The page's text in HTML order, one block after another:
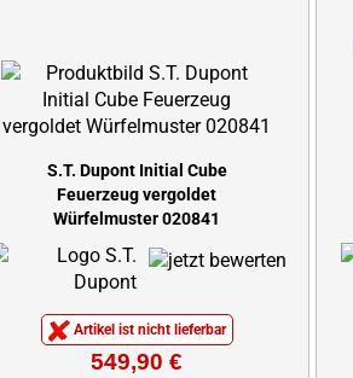
S.T. Dupont Initial Cube
Feuerzeug vergoldet
Würfelmuster 020841
Artikel ist nicht lieferbar
549,90 €